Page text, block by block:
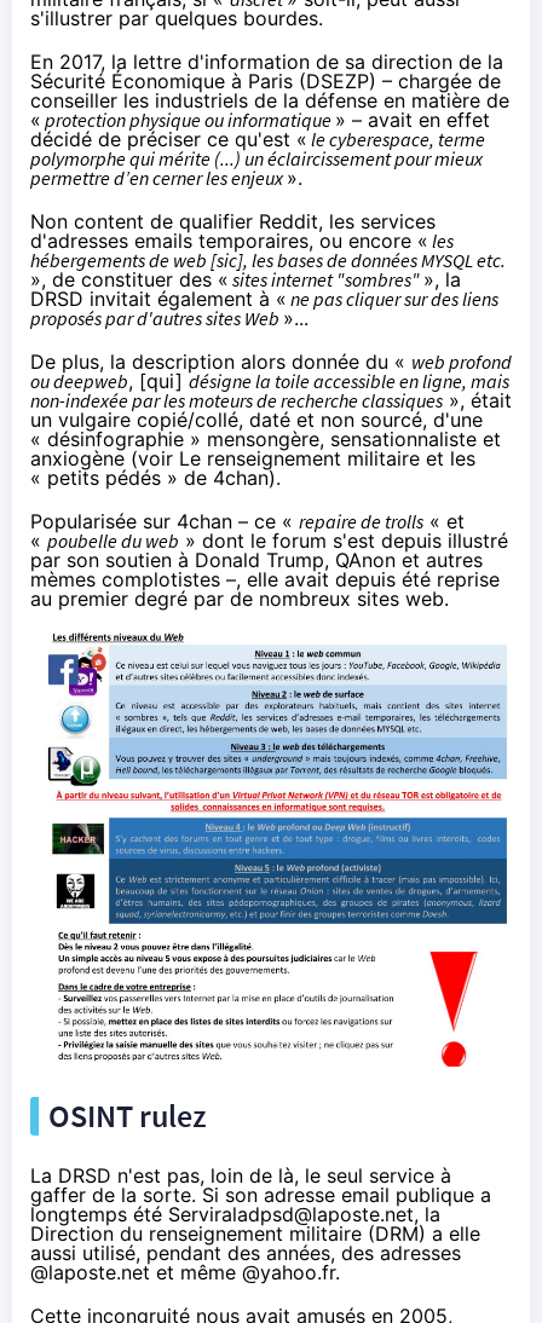
s'illustrer par quelques bourdes.
En 2017, la lettre d'information de sa direction de la
Sécurité Économique à Paris (DSEZP) – chargée de
conseiller les industriels de la défense en matière de
« protection physique ou informatique » – avait en effet
décidé de préciser ce qu'est « le cyberespace, terme
polymorphe qui mérite (...) un éclaircissement pour mieux
permettre d’en cerner les enjeux».
Non content de qualifier Reddit, les services
d'adresses emails temporaires, ou encore « les
hébergements de web [sic], les bases de données MYSQL etc.
», de constituer des « sites internet "sombres" », la
DRSD invitait également à « ne pas cliquer sur des liens
proposés par d'autres sites Web »...
De plus, la description alors donnée du « web profond
ou deepweb, [qui] désigne la toile accessible en ligne, mais
non-indexée par les moteurs de recherche classiques », était
un vulgaire copié/collé, daté et non sourcé, d'une
« désinfographie » mensongère, sensationnaliste et
anxiogène (voir Le renseignement militaire et les
« petits pédés » de 4chan).
Popularisée sur 4chan – ce « repaire de trolls « et
« poubelle du web » dont le forum s'est depuis illustré
par son soutien à Donald Trump, QAnon et autres
mèmes complotistes –, elle avait depuis été reprise
au premier degré par de nombreux sites web.
OSINT rulez
La DRSD n'est pas, loin de là, le seul service à
gaffer de la sorte. Si son adresse email publique a
longtemps été Serviraladpsd@laposte.net, la
Direction du renseignement militaire (DRM) a elle
aussi utilisé, pendant des années, des adresses
@laposte.net et même @yahoo.fr.
Cette incongruité nous avait amusés en 2005,